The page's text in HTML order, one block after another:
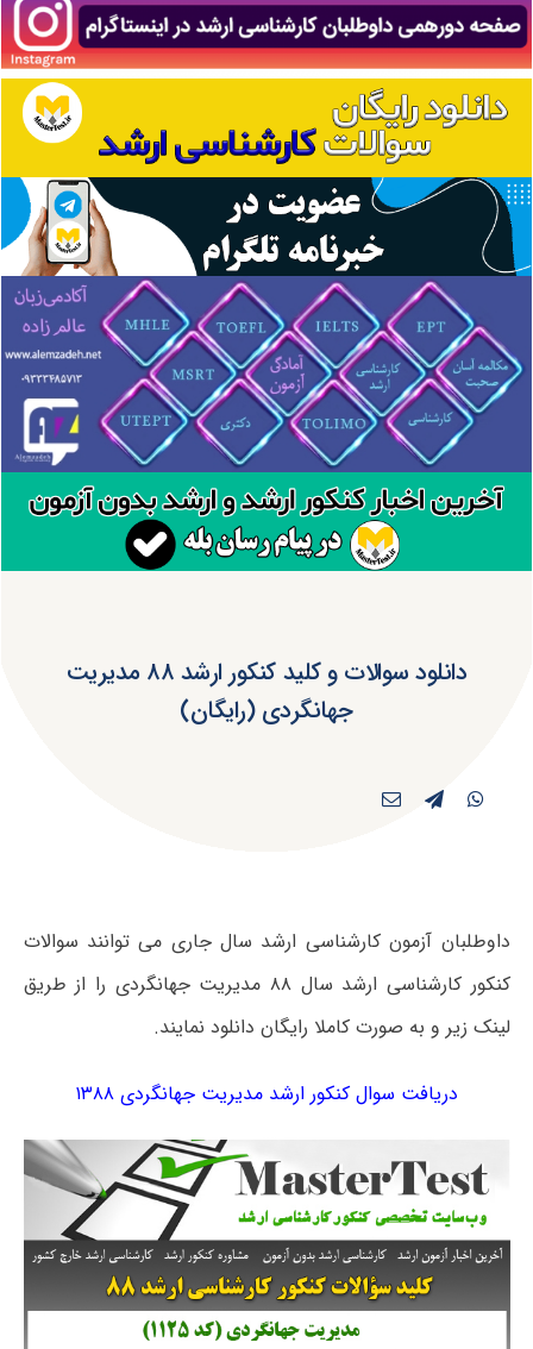
دانلود سوالات و کلید کنکور ارشد ۸۸ مدیریت
جهانگردی (رایگان)
داوطلبان آزمون کارشناسی ارشد سال جاری می توانند سوالات
کنکور کارشناسی ارشد سال ۸۸ مدیریت جهانگردی را از طریق
لینک زیر و به صورت کاملا رایگان دانلود نمایند.
دریافت سوال کنکور ارشد مدیریت جهانگردی ۱۳۸۸